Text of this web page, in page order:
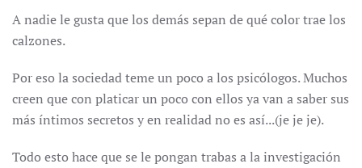
A nadie le gusta que los demás sepan de qué color trae los
calzones.
Por eso la sociedad teme un poco a los psicólogos. Muchos
creen que con platicar un poco con ellos ya van a saber sus
más íntimos secretos y en realidad no es así...(je je je).
Todo esto hace que se le pongan trabas a la investigación